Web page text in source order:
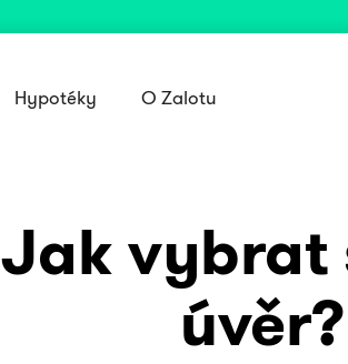
Hypotéky O Zalotu
Jak vybrat